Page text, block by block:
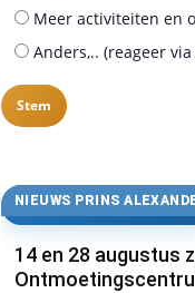
Meer activiteiten en
Anders,.. (reageer via
NIEUWS PRINS
14 en 28 augustus